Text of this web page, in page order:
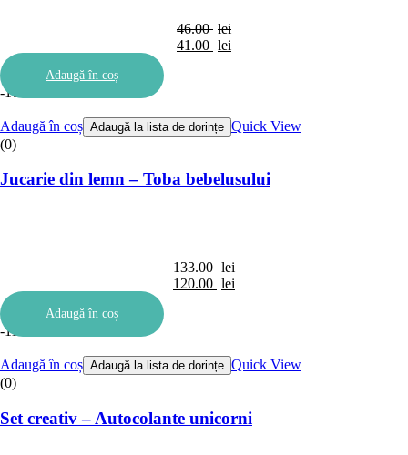
46.00 lei
Prețul
41.00 lei
Adaugă în coș
-10%
Adaugă în coș Adaugă la lista de dorințe Quick View
(0)
Jucarie din lemn – Toba bebelusului
133.00 lei
Prețul
120.00 lei
Adaugă în coș
-11%
Adaugă în coș Adaugă la lista de dorințe Quick View
(0)
Set creativ – Autocolante unicorni